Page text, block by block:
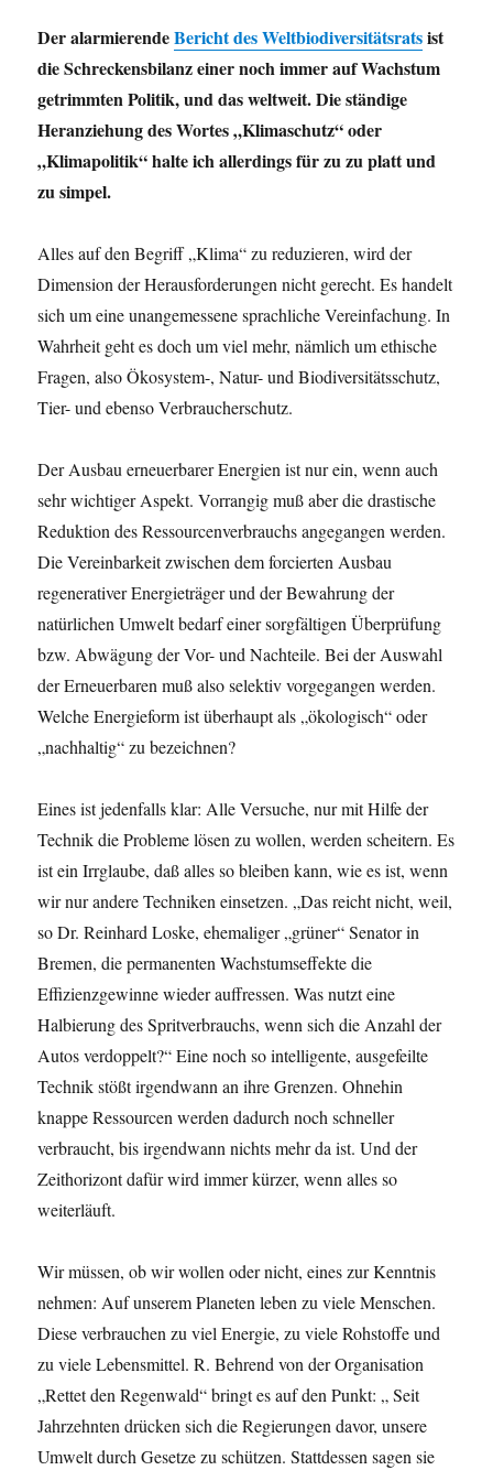
Der alarmierendeBericht des Weltbiodiversitätsratsist
die Schreckensbilanz einer noch immer auf Wachstum
getrimmten Politik, und das weltweit. Die ständige
Heranziehung des Wortes „Klimaschutz“ oder
„Klimapolitik“ halte ich allerdings für zu zu platt und
zu simpel.
Alles auf den Begriff „Klima“ zu reduzieren, wird der
Dimension der Herausforderungen nicht gerecht. Es handelt
sich um eine unangemessene sprachliche Vereinfachung. In
Wahrheit geht es doch um viel mehr, nämlich um ethische
Fragen, also Ökosystem-, Natur- und Biodiversitätsschutz,
Tier- und ebenso Verbraucherschutz.
Der Ausbau erneuerbarer Energien ist nur ein, wenn auch
sehr wichtiger Aspekt. Vorrangig muß aber die drastische
Reduktion des Ressourcenverbrauchs angegangen werden.
Die Vereinbarkeit zwischen dem forcierten Ausbau
regenerativer Energieträger und der Bewahrung der
natürlichen Umwelt bedarf einer sorgfältigen Überprüfung
bzw. Abwägung der Vor- und Nachteile. Bei der Auswahl
der Erneuerbaren muß also selektiv vorgegangen werden.
Welche Energieform ist überhaupt als „ökologisch“ oder
„nachhaltig“ zu bezeichnen?
Eines ist jedenfalls klar: Alle Versuche, nur mit Hilfe der
Technik die Probleme lösen zu wollen, werden scheitern. Es
ist ein Irrglaube, daß alles so bleiben kann, wie es ist, wenn
wir nur andere Techniken einsetzen. „Das reicht nicht, weil,
so Dr. Reinhard Loske, ehemaliger „grüner“ Senator in
Bremen, die permanenten Wachstumseffekte die
Effizienzgewinne wieder auffressen. Was nutzt eine
Halbierung des Spritverbrauchs, wenn sich die Anzahl der
Autos verdoppelt?“ Eine noch so intelligente, ausgefeilte
Technik stößt irgendwann an ihre Grenzen. Ohnehin
knappe Ressourcen werden dadurch noch schneller
verbraucht, bis irgendwann nichts mehr da ist. Und der
Zeithorizont dafür wird immer kürzer, wenn alles so
weiterläuft.
Wir müssen, ob wir wollen oder nicht, eines zur Kenntnis
nehmen: Auf unserem Planeten leben zu viele Menschen.
Diese verbrauchen zu viel Energie, zu viele Rohstoffe und
zu viele Lebensmittel. R. Behrend von der Organisation
„Rettet den Regenwald“ bringt es auf den Punkt: „ Seit
Jahrzehnten drücken sich die Regierungen davor, unsere
Umwelt durch Gesetze zu schützen. Stattdessen sagen sie